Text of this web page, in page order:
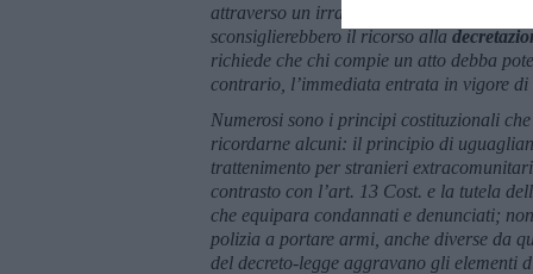
attraverso un irragionevole aumento
sconsiglierebbero il ricorso alla
richiede che chi compie un atto debba
contrario, l’immediata entrata in vigore
Numerosi sono i principi costituzionali
ricordarne alcuni: il principio di
trattenimento per stranieri
contrasto con l’art. 13 Cost. e la tutela
che equipara condannati e denunciati;
polizia a portare armi, anche diverse da
del decreto-legge aggravano gli elementi